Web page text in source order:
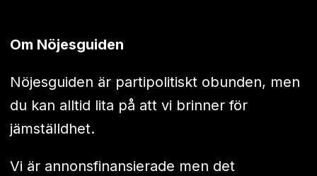
Om Nöjesguiden
Nöjesguiden är partipolitiskt obunden, men
du kan alltid lita på att vi brinner för
jämställdhet.
Vi är annonsfinansierade men det